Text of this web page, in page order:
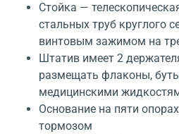
Стойка —
стальных труб круглого
винтовым зажимом на
Штатив имеет 2
размещать флаконы,
медицинскими
Основание на пяти
тормозом